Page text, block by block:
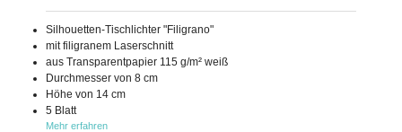
Silhouetten-Tischlichter "Filigrano"
mit filigranem Laserschnitt
aus Transparentpapier 115 g/m² weiß
Durchmesser von 8 cm
Höhe von 14 cm
5 Blatt
Mehr erfahren